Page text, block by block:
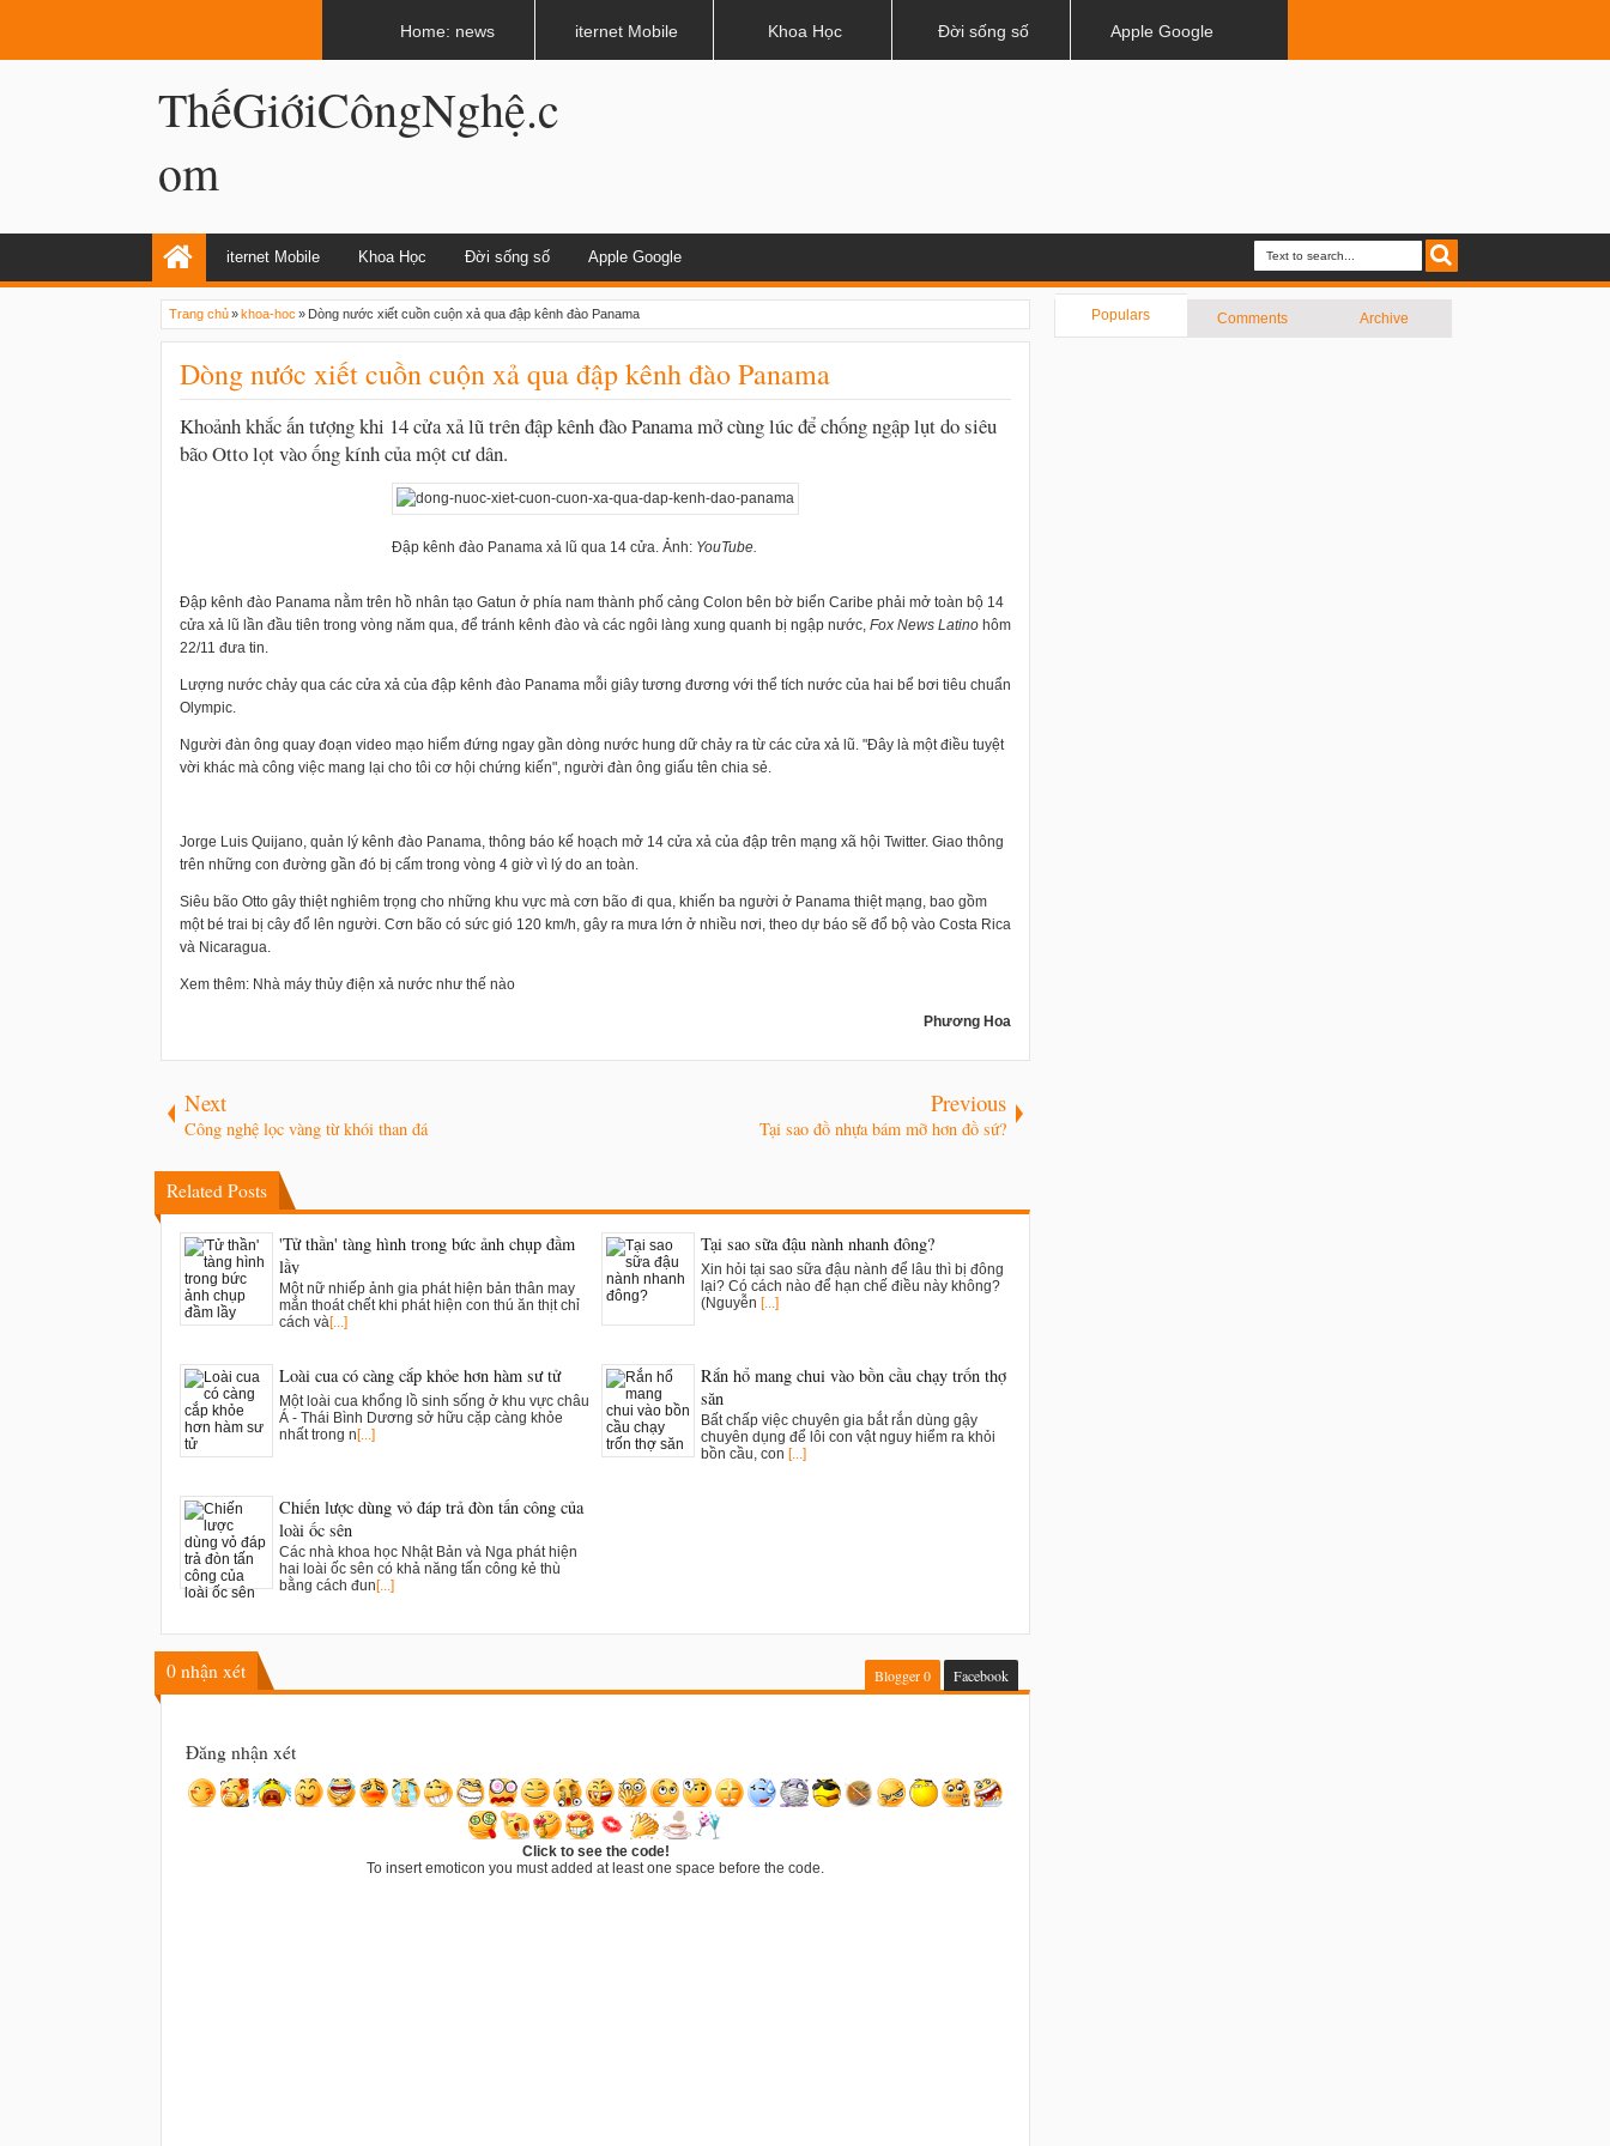
ThếGiớiCôngNghệ.c
om
iternet Mobile Khoa Học Đời sống số Apple Google
Populars Comments Archive
Trang chủ»khoa-hoc » Dòng nước xiết cuồn cuộn xả qua đập kênh đào Panama
Dòng nước xiết cuồn cuộn xả qua đập kênh đào Panama
Khoảnh khắc ấn tượng khi 14 cửa xả lũ trên đập kênh đào Panama mở cùng lúc để chống ngập lụt do siêu
bão Otto lọt vào ống kính của một cư dân.
Đập kênh đào Panama xả lũ qua 14 cửa. Ảnh: YouTube.
Đập kênh đào Panama nằm trên hồ nhân tạo Gatun ở phía nam thành phố cảng Colon bên bờ biển Caribe phải mở toàn bộ 14
cửa xả lũ lần đầu tiên trong vòng năm qua, để tránh kênh đào và các ngôi làng xung quanh bị ngập nước, Fox News Latino hôm
22/11 đưa tin.
Lượng nước chảy qua các cửa xả của đập kênh đào Panama mỗi giây tương đương với thể tích nước của hai bể bơi tiêu chuẩn
Olympic.
Người đàn ông quay đoạn video mạo hiểm đứng ngay gần dòng nước hung dữ chảy ra từ các cửa xả lũ. "Đây là một điều tuyệt
vời khác mà công việc mang lại cho tôi cơ hội chứng kiến", người đàn ông giấu tên chia sẻ.
Jorge Luis Quijano, quản lý kênh đào Panama, thông báo kế hoạch mở 14 cửa xả của đập trên mạng xã hội Twitter. Giao thông
trên những con đường gần đó bị cấm trong vòng 4 giờ vì lý do an toàn.
Siêu bão Otto gây thiệt nghiêm trọng cho những khu vực mà cơn bão đi qua, khiến ba người ở Panama thiệt mạng, bao gồm
một bé trai bị cây đổ lên người. Cơn bão có sức gió 120 km/h, gây ra mưa lớn ở nhiều nơi, theo dự báo sẽ đổ bộ vào Costa Rica
và Nicaragua.
Xem thêm: Nhà máy thủy điện xả nước như thế nào
Phương Hoa
Next
Công nghệ lọc vàng từ khói than đá
Previous
Tại sao đồ nhựa bám mỡ hơn đồ sứ?
Related Posts
'Tử thần' tàng hình trong bức ảnh chụp đầm
lầy
Một nữ nhiếp ảnh gia phát hiện bản thân may
mắn thoát chết khi phát hiện con thú ăn thịt chỉ
cách và[...]
Tại sao sữa đậu nành nhanh đông?
Xin hỏi tại sao sữa đậu nành để lâu thì bị đông
lại? Có cách nào để hạn chế điều này không?
(Nguyễn [...]
Loài cua có càng cắp khỏe hơn hàm sư tử
Một loài cua khổng lồ sinh sống ở khu vực châu
Á - Thái Bình Dương sở hữu cặp càng khỏe
nhất trong n [...]
Rắn hổ mang chui vào bồn cầu chạy trốn thợ
săn
Bất chấp việc chuyên gia bắt rắn dùng gậy
chuyên dụng để lôi con vật nguy hiểm ra khỏi
bồn cầu, con [...]
Chiến lược dùng vỏ đáp trả đòn tấn công của
loài ốc sên
Các nhà khoa học Nhật Bản và Nga phát hiện
hai loài ốc sên có khả năng tấn công kẻ thù
bằng cách đun [...]
0 nhận xét Blogger0 Facebook
Đăng nhận xét
Click to see the code!
To insert emoticon you must added at least one space before the code.
Home: news iternet Mobile Khoa Học Đời sống số Apple Google